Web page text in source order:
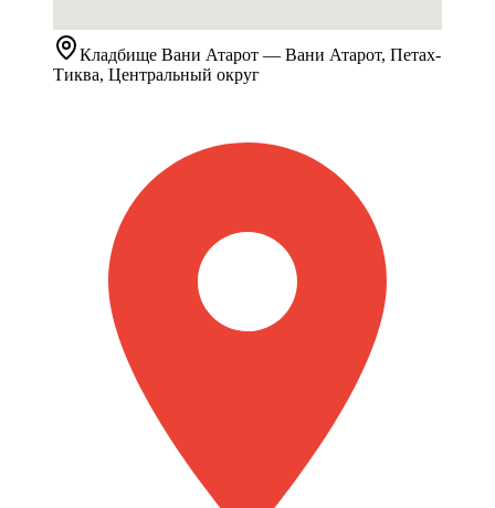
Кладбище Вани Атарот — Вани Атарот, Петах-
Тиква, Центральный округ